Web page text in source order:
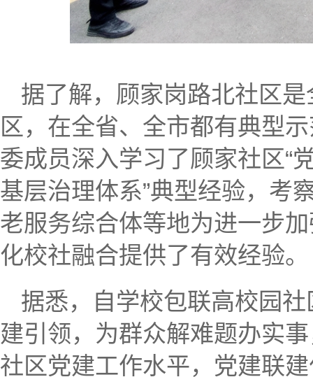
据了解，顾家岗路北社区
区，在全省、全市都有典型
委成员深入学习了顾家社区“
基层治理体系”典型经验，考
老服务综合体等地为进一步
化校社融合提供了有效经验。
据悉，自学校包联高校园
建引领，为群众解难题办实
社区党建工作水平，党建联